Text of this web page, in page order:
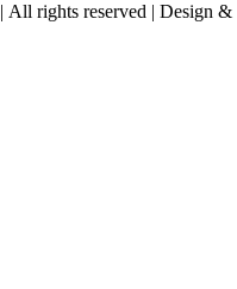
| All rights reserved | Design &